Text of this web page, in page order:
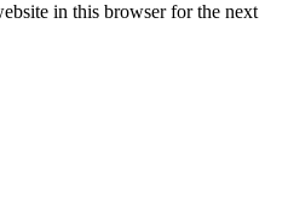
in this browser for the next